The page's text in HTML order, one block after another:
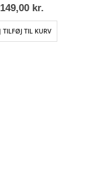
0 ud af 5
149,00 kr.
TILFØJ TIL KURV